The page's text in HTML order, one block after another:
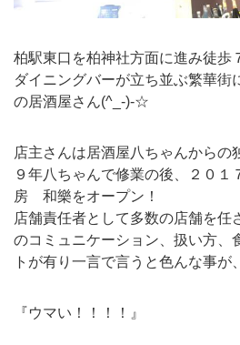
柏駅東口を柏神社方面に進み徒歩
ダイニングバーが立ち並ぶ繁華街
の居酒屋さん(^_-)-☆
店主さんは居酒屋八ちゃんからの
９年八ちゃんで修業の後、２０１
房 和樂をオープン！
店舗責任者として多数の店舗を任
のコミュニケーション、扱い方、
トが有り一言で言うと色んな事が
『ウマい！！！！』